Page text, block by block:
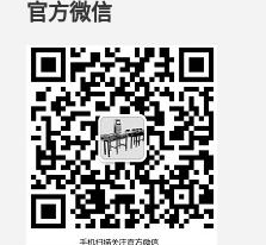
官方微信